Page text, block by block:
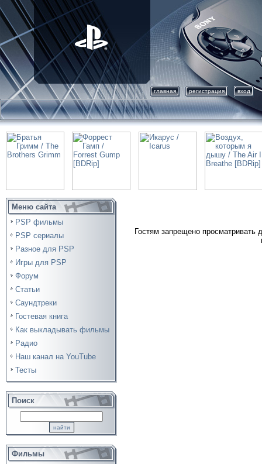
главная регистрация вход
Меню сайта
PSP фильмы
PSP сериалы
Разное для PSP
Игры для PSP
Форум
Статьи
Саундтреки
Гостевая книга
Как выкладывать фильмы
Радио
Наш канал на YouTube
Тесты
Поиск
Фильмы
Гостям запрещено просматривать